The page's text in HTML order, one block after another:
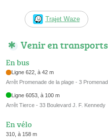
Trajet Waze
Venir en
En bus
Ligne 622, à 42 m
Arrêt Promenade de la plage - 3
Ligne 6053, à 100 m
Arrêt Tierce - 33 Boulevard J. F. Kennedy
En vélo
310, à 158 m